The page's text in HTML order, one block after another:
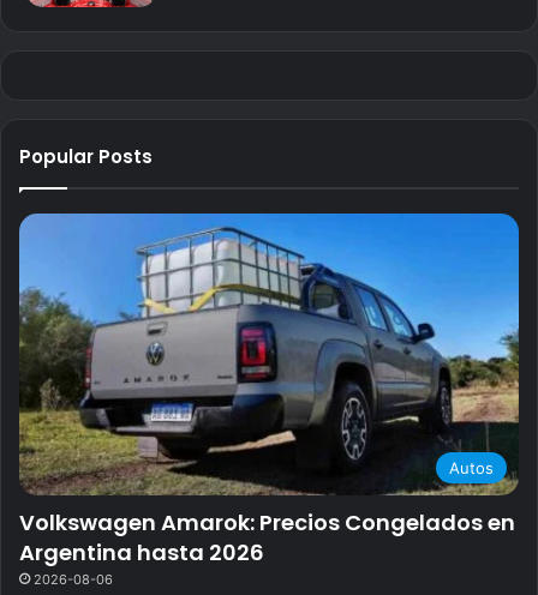
Popular Posts
Autos
Volkswagen Amarok: Precios Congelados en
Argentina hasta 2026
2026-08-06